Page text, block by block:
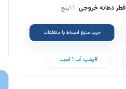
قطر دهانه خروجی: 1 اینچ
خرید منبع انبساط با متعلقات
#پمپ آب ۱ اسب